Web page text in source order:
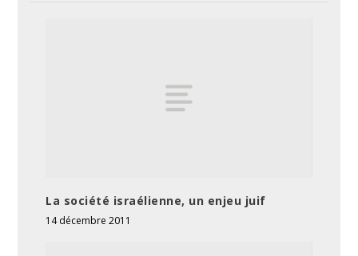
La société israélienne, un enjeu juif
14 décembre 2011